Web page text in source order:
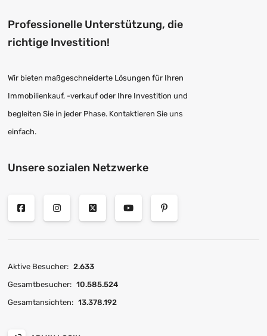
Professionelle Unterstützung, die
richtige Investition!
Wir bieten maßgeschneiderte Lösungen für Ihren
Immobilienkauf, -verkauf oder Ihre Investition und
begleiten Sie in jeder Phase. Kontaktieren Sie uns
einfach.
Unsere sozialen Netzwerke
Aktive Besucher: 2.633
Gesamtbesucher: 10.585.524
Gesamtansichten: 13.378.192